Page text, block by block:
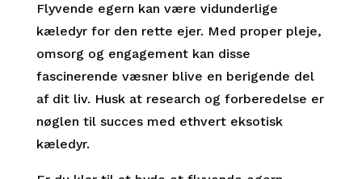
Flyvende egern kan være vidunderlige
kæledyr for den rette ejer. Med proper pleje,
omsorg og engagement kan disse
fascinerende væsner blive en berigende del
af dit liv. Husk at research og forberedelse er
nøglen til succes med ethvert eksotisk
kæledyr.